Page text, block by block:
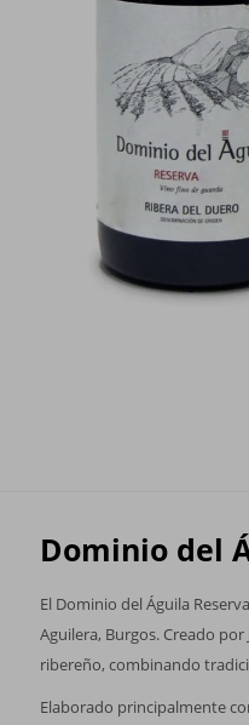
Dominio del
El Dominio del Águila
Aguilera, Burgos. Creado
ribereño, combinando
Elaborado principalmente